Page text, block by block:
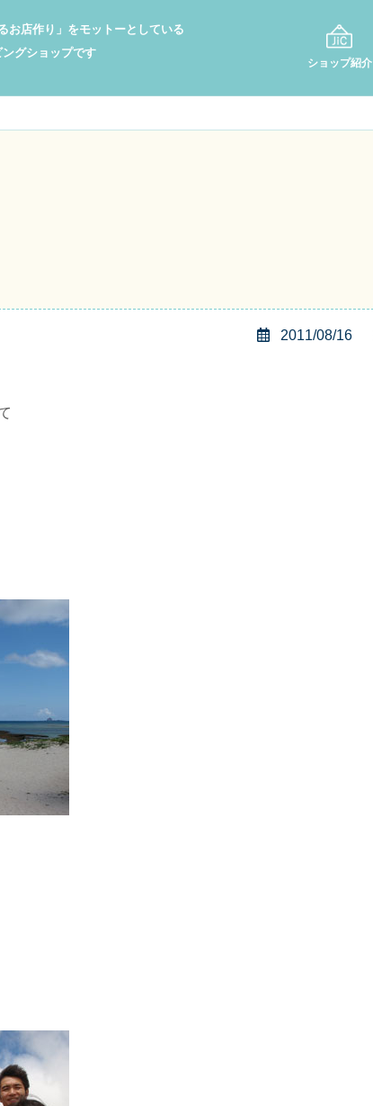
お店作り」をモットーとしている
グショップです
ショップ紹介
2011/08/16